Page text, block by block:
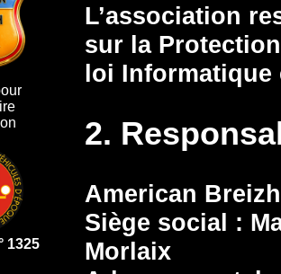
1325
L’association
sur la
loi Informatique
2.
American
Siège social :
Morlaix